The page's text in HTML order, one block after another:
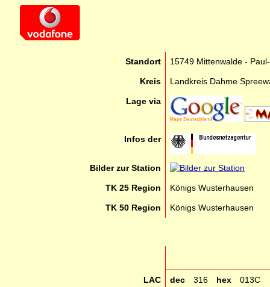
Standort 15749 Mittenwalde -
Kreis Landkreis Dahme
Lage via
Infos der
Bilder zur Station
TK 25 Region Königs Wusterhausen
TK 50 Region Königs Wusterhausen
LAC dec 316 hex 013C